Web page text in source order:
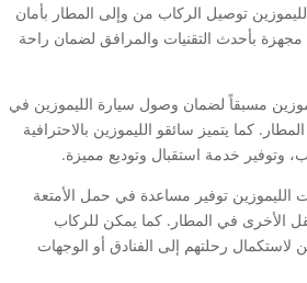
توصيل الركاب من وإلى المطار بأمان
بأحدث التقنيات والمرافق لضمان راحة
مسبقاً لضمان وصول سيارة الليموزين في
كما يتميز سائقو الليموزين بالاحترافية
وتوفير خدمة استقبال وتوديع مميزة.
الليموزين توفير مساعدة في حمل الأمتعة
الأخرى في المطار. كما يمكن للركاب
لاستكمال رحلتهم إلى الفنادق أو الوجهات